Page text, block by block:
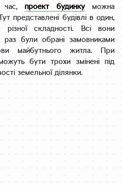
проект будинкуможна
представлені будівлі в один,
складності. Всі вони
раз були обрані замовниками
майбутнього житла. При
бути трохи змінені під
земельної ділянки.